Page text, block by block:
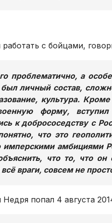
с бойцами,
проблематично, а
личный состав,
культура.
форму,
к добрососедству с
что это
имперскими амбициями
что то, что
враги, совсем не
попал 4 августа